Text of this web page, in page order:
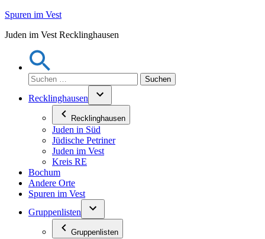
Zum
springen
Spuren im Vest
Juden im Vest Recklinghausen
Suchen
nach:
Recklinghausen
Recklinghausen
Juden in Süd
Jüdische Petriner
Juden im Vest
Kreis RE
Bochum
Andere Orte
Spuren im Vest
Gruppenlisten
Gruppenlisten